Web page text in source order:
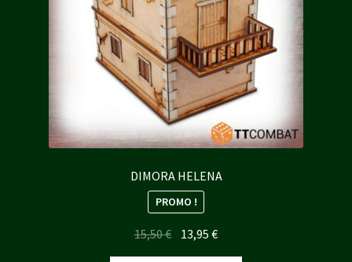
DIMORA HELENA
PROMO !
15,50€ Le
prix
13,95€Le
prix